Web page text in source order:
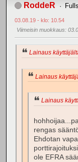
RoddeR
03.08.19 - klo: 10.54
Viimeisin muokkaus:
Lainaus
Lainaus
Lainaus
rengas
Ehdotan
ole EFRA